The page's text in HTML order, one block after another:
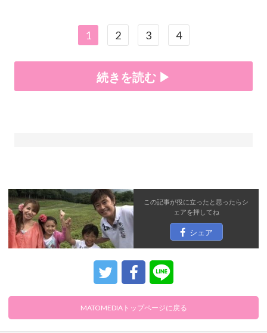
1 2 3 4
続きを読む ▶
この記事が役に立ったと思ったらシ
ェアを押してね
シェア
MATOMEDIAトップページに戻る